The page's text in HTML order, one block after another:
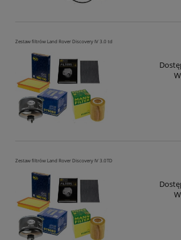
Zestaw filtrów Land Rover Discovery IV 3.0 td
Zestaw filtrów Land Rover Discovery IV 3.0TD